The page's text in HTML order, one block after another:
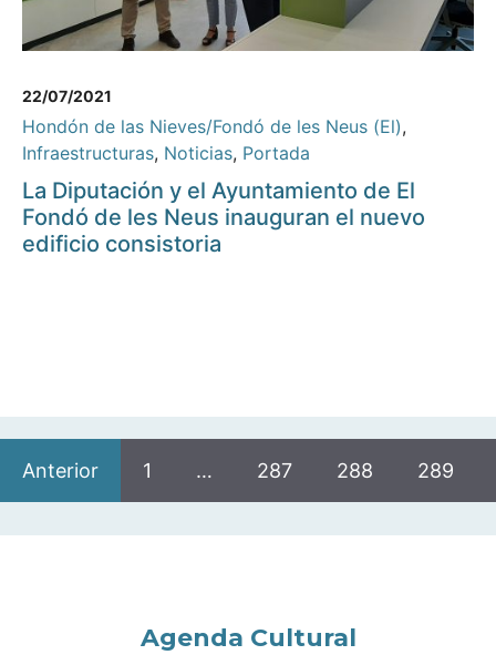
22/07/2021
Hondón de las Nieves/Fondó de les Neus (El),
Infraestructuras, Noticias, Portada
La Diputación y el Ayuntamiento de El
Fondó de les Neus inauguran el nuevo
edificio consistoria
Anterior 1 … 287 288 289
Agenda Cultural